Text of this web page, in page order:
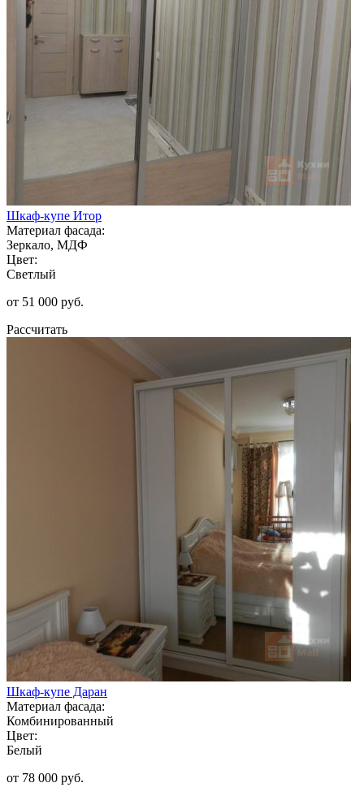
Шкаф-купе Итор
Материал фасада:
Зеркало, МДФ
Цвет:
Светлый
от 51 000 руб.
Рассчитать
Шкаф-купе Даран
Материал фасада:
Комбинированный
Цвет:
Белый
от 78 000 руб.